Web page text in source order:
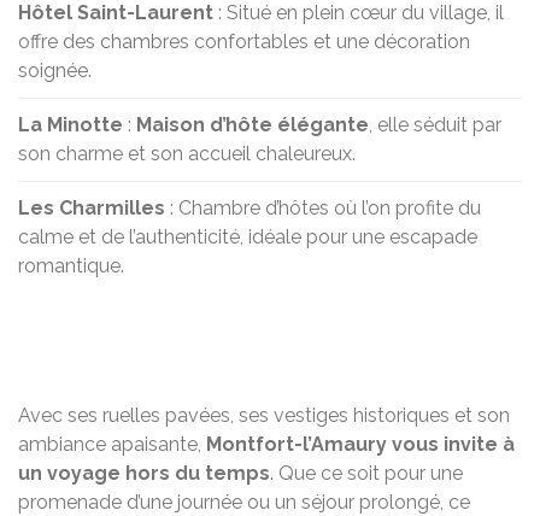
Hôtel Saint-Laurent : Situé en plein cœur du village, il
offre des chambres confortables et une décoration
soignée.
La Minotte : Maison d’hôte élégante, elle séduit par
son charme et son accueil chaleureux.
Les Charmilles : Chambre d’hôtes où l’on profite du
calme et de l’authenticité, idéale pour une escapade
romantique.
Avec ses ruelles pavées, ses vestiges historiques et son
ambiance apaisante, Montfort-l’Amaury vous invite à
un voyage hors du temps. Que ce soit pour une
promenade d’une journée ou un séjour prolongé, ce